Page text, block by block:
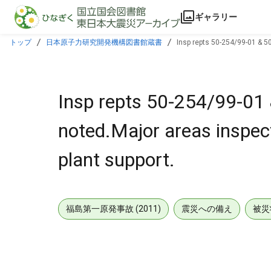
本文に飛ぶ
ギャラリー
トップ 日本原子力研究開発機構図書館蔵書 Insp repts 50-254/99-01 &
Insp repts 50-254/99-
noted.Major areas
plant support.
福島第一原発事故 (2011) 震災への備え 被災